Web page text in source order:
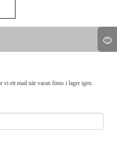
vi ett mail när varan finns i lager igen.